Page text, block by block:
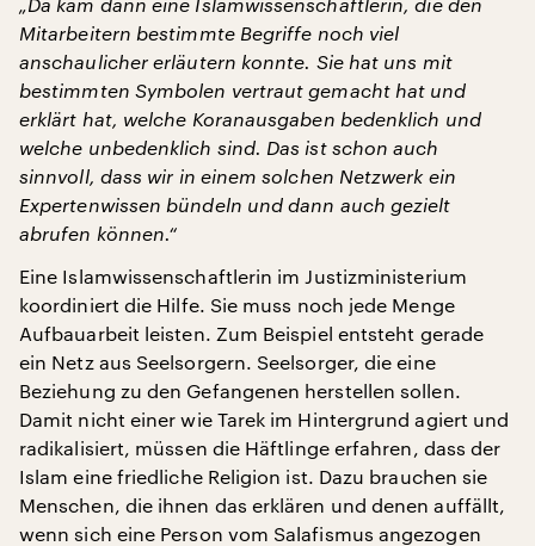
Mitarbeitern bestimmte Begriffe noch viel
anschaulicher erläutern konnte. Sie hat uns mit
bestimmten Symbolen vertraut gemacht hat und
erklärt hat, welche Koranausgaben bedenklich und
welche unbedenklich sind. Das ist schon auch
sinnvoll, dass wir in einem solchen Netzwerk ein
Expertenwissen bündeln und dann auch gezielt
abrufen können.“
Eine Islamwissenschaftlerin im Justizministerium
koordiniert die Hilfe. Sie muss noch jede Menge
Aufbauarbeit leisten. Zum Beispiel entsteht gerade
ein Netz aus Seelsorgern. Seelsorger, die eine
Beziehung zu den Gefangenen herstellen sollen.
Damit nicht einer wie Tarek im Hintergrund agiert und
radikalisiert, müssen die Häftlinge erfahren, dass der
Islam eine friedliche Religion ist. Dazu brauchen sie
Menschen, die ihnen das erklären und denen auffällt,
wenn sich eine Person vom Salafismus angezogen